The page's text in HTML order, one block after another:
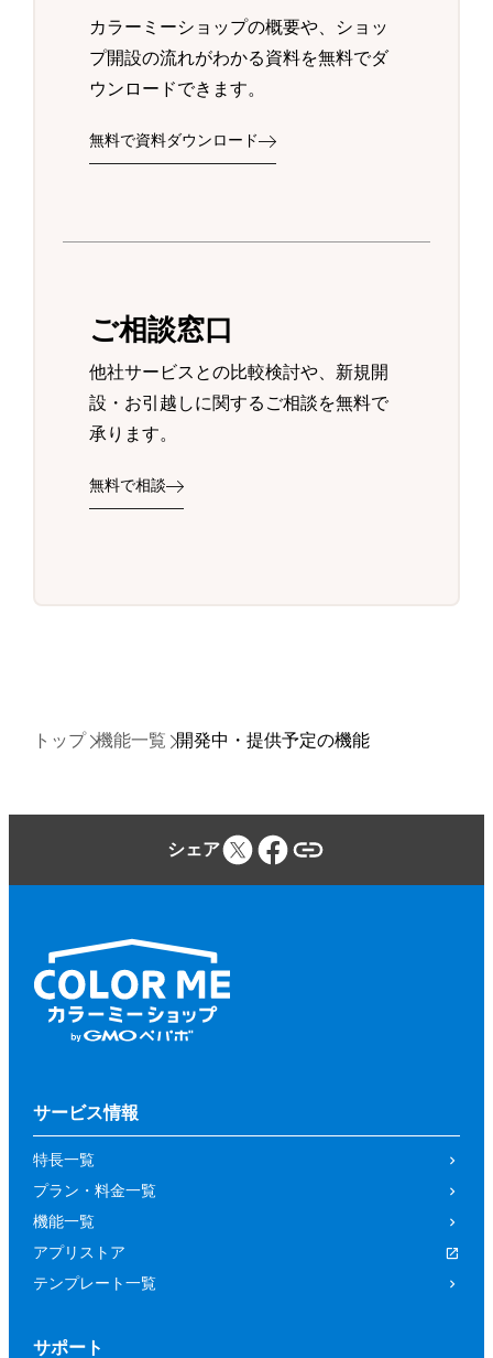
カラーミーショップの概要や、ショッ
プ開設の流れがわかる資料を無料でダ
ウンロードできます。
無料で資料ダウンロード
ご相談窓口
他社サービスとの比較検討や、新規開
設・お引越しに関するご相談を無料で
承ります。
無料で相談
トップ 機能一覧 開発中・提供予定の機能
シェア
サービス情報
特長一覧
プラン・料金一覧
機能一覧
アプリストア
テンプレート一覧
サポート